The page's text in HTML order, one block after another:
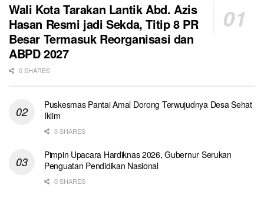
Wali Kota Tarakan Lantik Abd. Azis
Hasan Resmi jadi Sekda, Titip 8 PR
Besar Termasuk Reorganisasi dan
ABPD 2027
0 SHARES
Puskesmas Pantai Amal Dorong Terwujudnya Desa Sehat
Iklim
0 SHARES
Pimpin Upacara Hardiknas 2026, Gubernur Serukan
Penguatan Pendidikan Nasional
0 SHARES